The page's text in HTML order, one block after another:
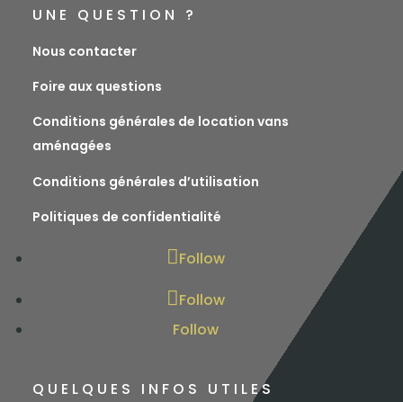
UNE QUESTION ?
Nous contacter
Foire aux questions
Conditions générales de location vans
aménagées
Conditions générales d’utilisation
Politiques de confidentialité
Follow
Follow
Follow
QUELQUES INFOS UTILES